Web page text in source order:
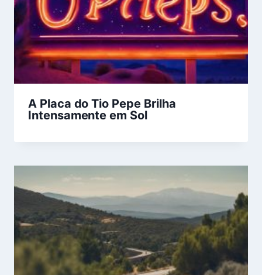
A Placa do Tio Pepe Brilha
Intensamente em Sol